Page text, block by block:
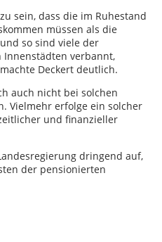
sein, dass die im Ruhestand
müssen als die
so sind viele der
Innenstädten verbannt,
Deckert deutlich.
auch nicht bei solchen
Vielmehr erfolge ein solcher
und finanzieller
dringend auf,
der pensionierten